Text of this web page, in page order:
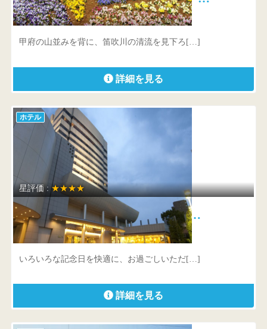
山梨県 山梨市江曽原1388
甲府の山並みを背に、笛吹川の清流を見下ろ[…]
詳細を見る
ホテル
星評価 :★★★★
甲府 記念日ホテル（旧：甲府富…
山梨県 甲府市湯村3-2-3
いろいろな記念日を快適に、お過ごしいただ[…]
詳細を見る